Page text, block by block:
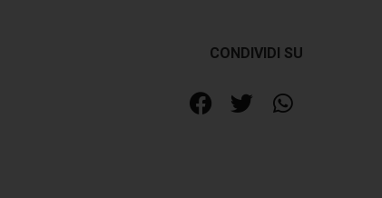
CONDIVIDI SU